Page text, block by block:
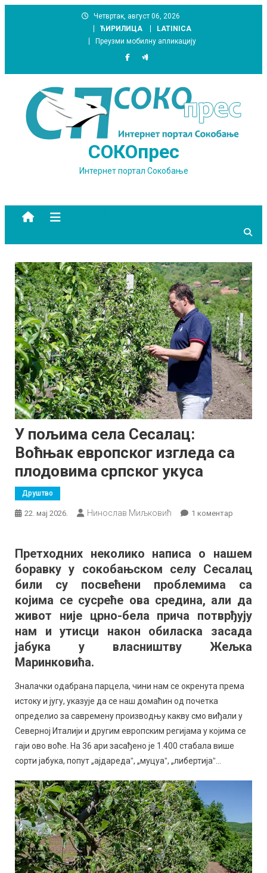
Четвртак, август 06, 2026
ЋИРИЛИЦА
LATINICA
Преузми мобилну апликацију
СОКОпрес
Интернет портал Сокобање
У пољима села Сесалац:
Воћњак европског изгледа са
плодовима српског укуса
Друштво
22. мај 2026. Нинослав Миљковић 1 коментар
села
Сесалац:
Воћњак
изгледа
са
српског
Претходних неколико написа о нашем
боравку у сокобањском селу Сесалац
били су посвећени проблемима са
којима се сусреће ова средина, али да
живот није црно-бела прича потврђују
нам и утисци након обиласка засада
јабука у власништву Жељка
Маринковића.
Зналачки одабрана парцела, чини нам се окренута према
истоку и југу, указује да се наш домаћин од почетка
определио за савремену производњу какву смо виђали у
Северној Италији и другим европским регијама у којима се
гаји ово воће. На 36 ари засађено је 1.400 стабала више
сорти јабука, попут „ајдаредаˮ, „муцуаˮ, „либертијаˮ…